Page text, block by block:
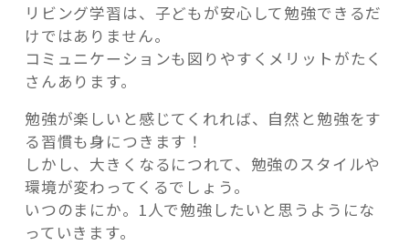
リビング学習は、子どもが安心して勉強できるだ
けではありません。
コミュニケーションも図りやすくメリットがたく
さんあります。
勉強が楽しいと感じてくれれば、自然と勉強をす
る習慣も身につきます！
しかし、大きくなるにつれて、勉強のスタイルや
環境が変わってくるでしょう。
いつのまにか。1人で勉強したいと思うようにな
っていきます。